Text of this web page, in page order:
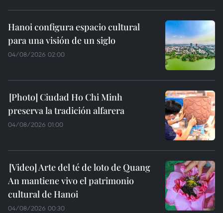
Hanoi configura espacio cultural
para una visión de un siglo
04/08/2026 02:00
Ciudad Ho Chi Minh
preserva la tradición alfarera
04/08/2026 01:00
Arte del té de loto de Quang
An mantiene vivo el patrimonio
cultural de Hanoi
04/08/2026 00:30